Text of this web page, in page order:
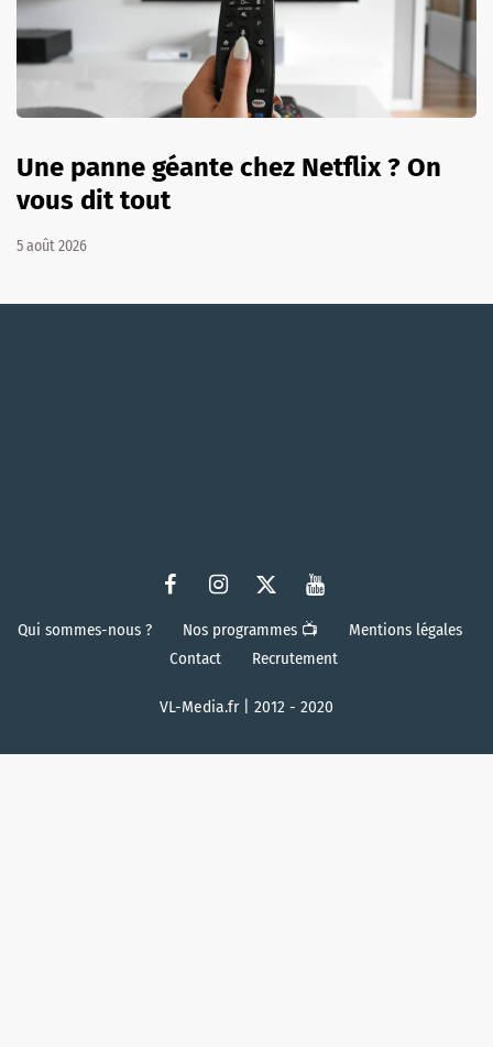
Une panne géante chez Netflix ? On
vous dit tout
5 août 2026
Qui sommes-nous ? Nos programmes 📺
Mentions légales
Contact
Recrutement
VL-Media.fr | 2012 - 2020